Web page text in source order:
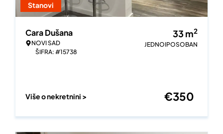
Stanovi
Cara Dušana
NOVI SAD
ŠIFRA: #15738
33 m2
JEDNOIPOSOBAN
Više o nekretnini > €350